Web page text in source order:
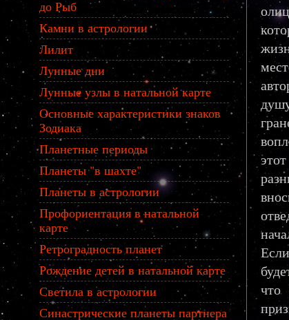
что
до Рыб
Камни в астрологии
Лилит
Лунные дни
Лунные узлы в натальной карте
Основные характеристики знаков
Зодиака
Планетные периоды
Планеты "в шахте"
Планеты в астрологии
Профориентация в натальной
карте
Ретроградность планет
Рождение детей в натальной карте
Светила в астрологии
Синастрические планеты партнера